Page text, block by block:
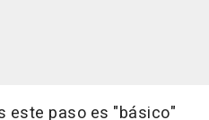
este paso es "básico"